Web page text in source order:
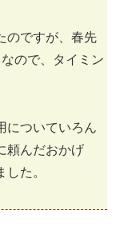
のですが、春先
ので、タイミン
についていろん
頼んだおかげ
た。